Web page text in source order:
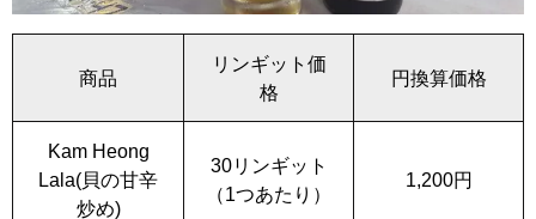
商品
リンギット価
格
円換算価格
Kam Heong
Lala(貝の甘辛
炒め)
30リンギット
（1つあたり）
1,200円